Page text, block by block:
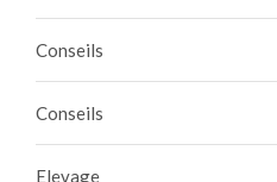
Conseils
Conseils
Elevage